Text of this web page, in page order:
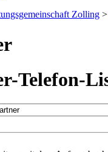
Zolling >
Telefon-